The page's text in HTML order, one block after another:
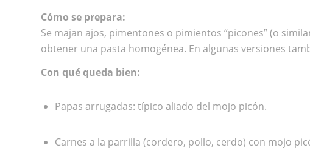
Cómo se prepara:
Se majan ajos, pimentones o pimientos “picones” (o
obtener una pasta homogénea. En algunas versiones
Con qué queda bien:
Papas arrugadas: típico aliado del mojo picón.
Carnes a la parrilla (cordero, pollo, cerdo) con mojo